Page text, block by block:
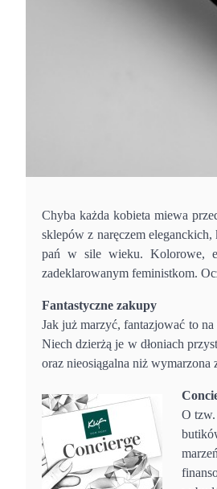
Chyba każda kobieta miewa
sklepów z naręczem
pań w sile wieku. Kolorowe,
zadeklarowanym feministkom.
Fantastyczne zakupy
Jak już marzyć, fantazjować to
Niech dzierżą je w dłoniach
oraz nieosiągalna niż wymarzona
O tzw.